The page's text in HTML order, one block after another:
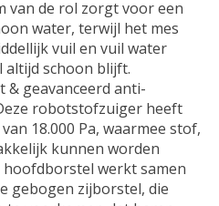
van de rol zorgt voor een
water, terwijl het mes
vuil en vuil water
schoon blijft.
& geavanceerd anti-
robotstofzuiger heeft
18.000 Pa, waarmee stof,
kunnen worden
werkt samen
gebogen zijborstel, die